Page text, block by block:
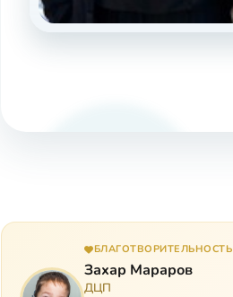
БЛАГОТВОРИТЕЛЬНОСТЬ
Захар Мараров
ДЦП